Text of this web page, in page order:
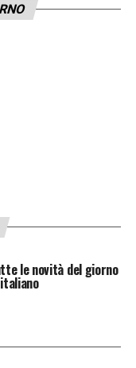
le novità del giorno